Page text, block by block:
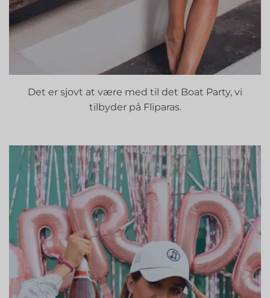
Det er sjovt at være med til det Boat Party, vi
tilbyder på Fliparas.